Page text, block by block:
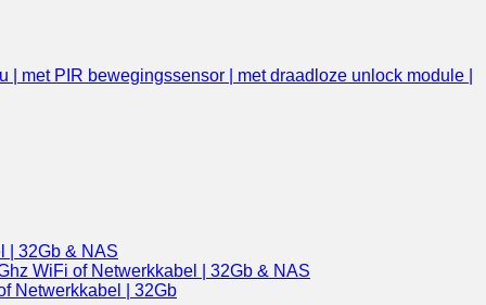
met PIR bewegingssensor | met draadloze unlock module |
| 32Gb & NAS
WiFi of Netwerkkabel | 32Gb & NAS
Netwerkkabel | 32Gb